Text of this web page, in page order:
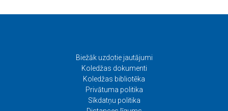
Biežāk uzdotie jautājumi
Koledžas dokumenti
Koledžas bibliotēka
Privātuma politika
Sīkdatņu politika